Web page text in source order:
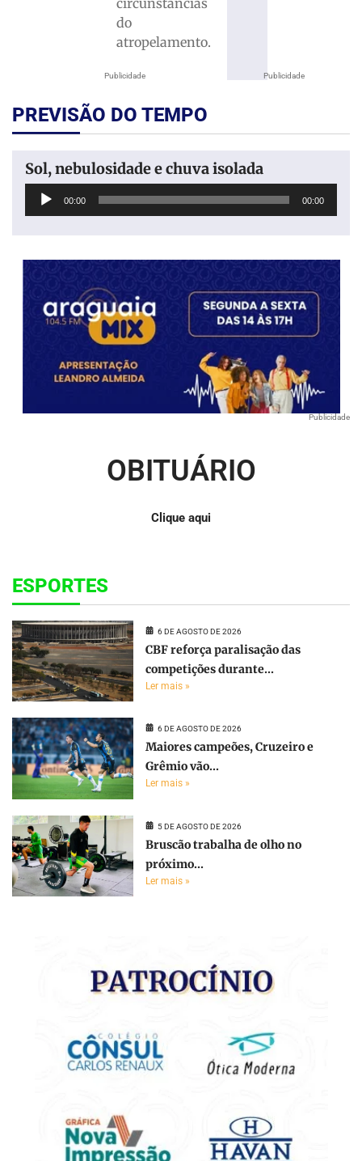
Publicidade
circunstâncias
do
atropelamento.
Publicidade
PREVISÃO DO TEMPO
Sol, nebulosidade e chuva isolada
Tocador
00:00 00:00
Publicidade
OBITUÁRIO
Clique aqui
ESPORTES
6 DE AGOSTO DE 2026
CBF reforça paralisação das
competições durante...
Ler mais »
6 DE AGOSTO DE 2026
Maiores campeões, Cruzeiro e
Grêmio vão...
Ler mais »
5 DE AGOSTO DE 2026
Bruscão trabalha de olho no
próximo...
Ler mais »